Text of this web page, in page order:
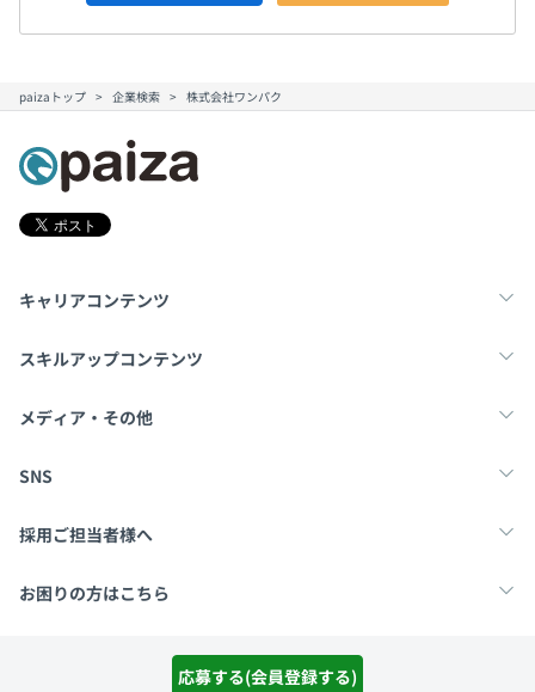
応募する(会員登録する)
paizaトップ 企業検索 株式会社ワンパク
キャリアコンテンツ
転職・キャリア
スキルアップコンテンツ
学習
メディア・その他
Tech Team Journal
SNS
X
採用ご担当者様へ
採用・教育をお考えの企業様へ
お困りの方はこちら
お問い合わせ・FAQ
利用規約プライバシーポリシーCookieポリシー